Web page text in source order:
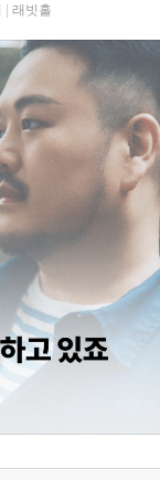
래빗홀